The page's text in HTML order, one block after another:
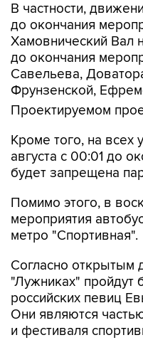
В частности,
до окончания
Хамовнический Вал
до окончания
Савельева,
Фрунзенской,
Проектируемом
Кроме того, на всех
августа с 00:01 до
будет запрещена
Помимо этого, в
мероприятия
метро "Спортивная".
Согласно открытым
"Лужниках" пройдут
российских певиц
Они являются
и фестиваля